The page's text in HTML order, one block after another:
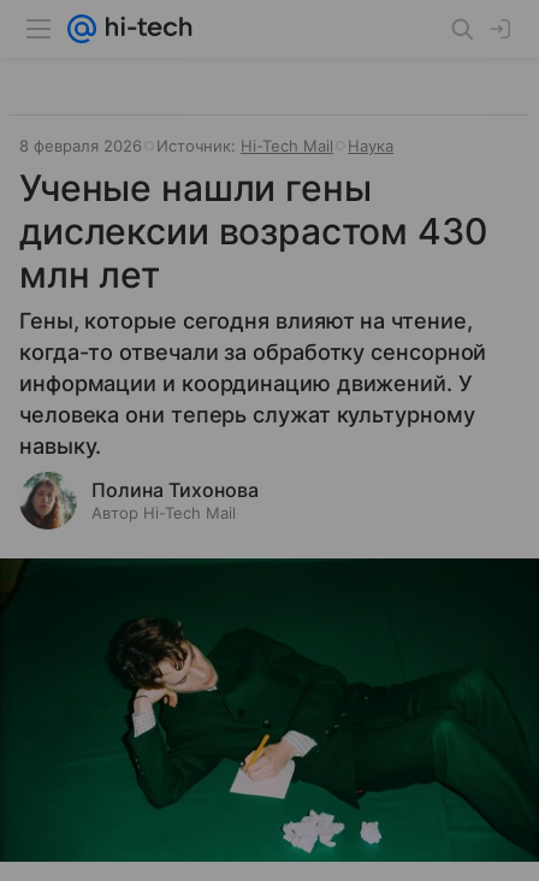
8 февраля 2026 Источник: Hi-Tech Mail Наука
Ученые нашли гены
дислексии возрастом 430
млн лет
Гены, которые сегодня влияют на чтение,
когда-то отвечали за обработку сенсорной
информации и координацию движений. У
человека они теперь служат культурному
навыку.
Полина Тихонова
Автор Hi-Tech Mail